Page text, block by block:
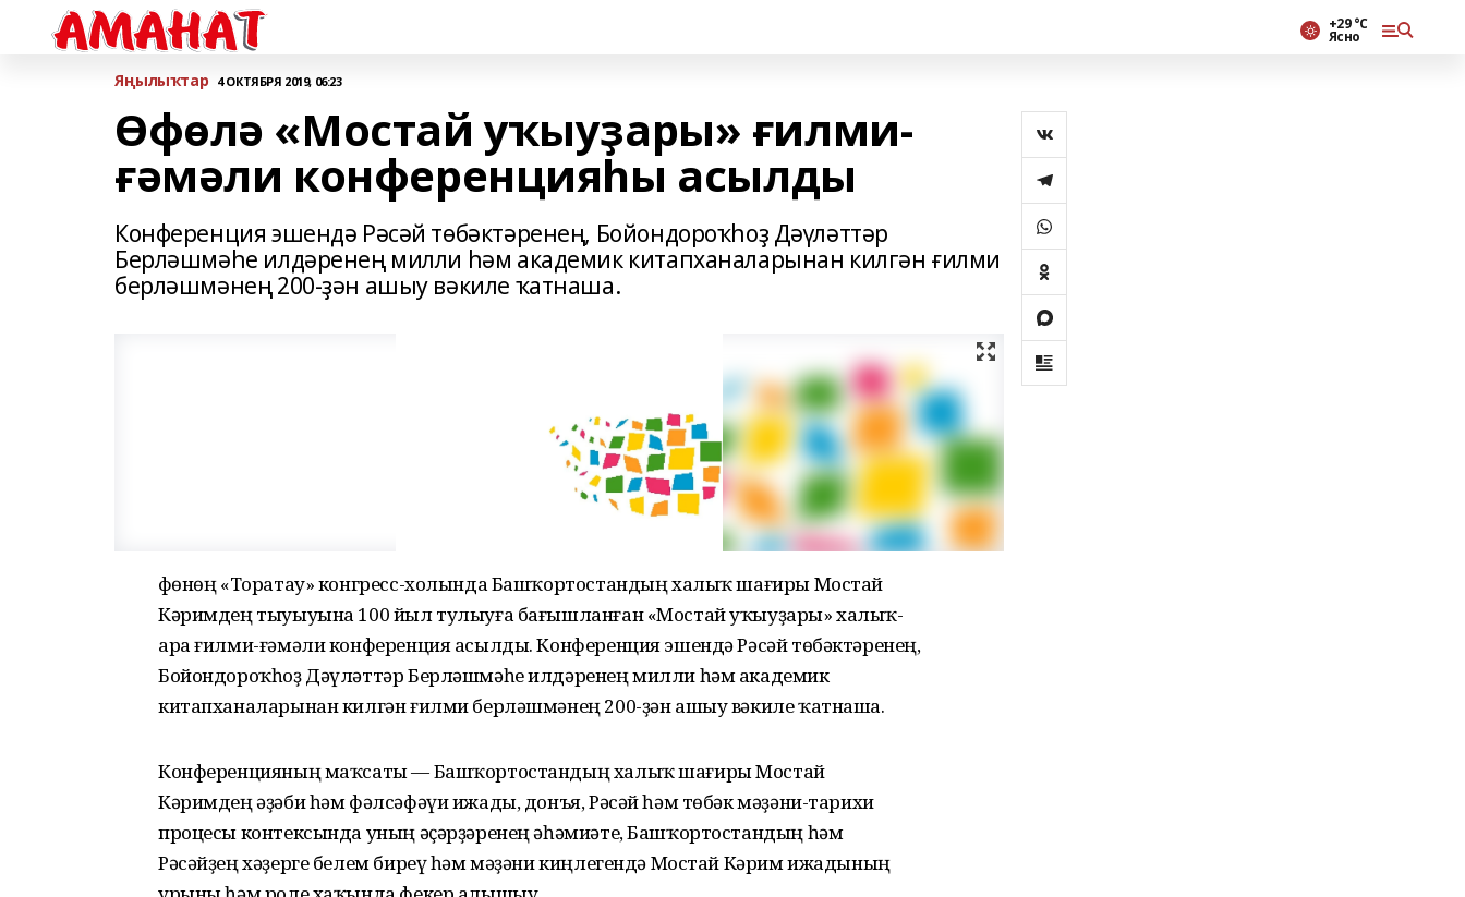
+29 °С
Ясно
Яңылыҡтар 4 ОКТЯБРЯ 2019, 06:23
Өфөлә «Мостай уҡыуҙары» ғилми-
ғәмәли конференцияһы асылды
Конференция эшендә Рәсәй төбәктәренең, Бойондороҡһоҙ Дәүләттәр
Берләшмәһе илдәренең милли һәм академик китапханаларынан килгән ғилми
берләшмәнең 200-ҙән ашыу вәкиле ҡатнаша.
Өфөнөң «Торатау» конгресс-холында Башҡортостандың халыҡ шағиры Мостай
Кәримдең тыуыуына 100 йыл тулыуға бағышланған «Мостай уҡыуҙары» халыҡ-
ара ғилми-ғәмәли конференция асылды. Конференция эшендә Рәсәй төбәктәренең,
Бойондороҡһоҙ Дәүләттәр Берләшмәһе илдәренең милли һәм академик
китапханаларынан килгән ғилми берләшмәнең 200-ҙән ашыу вәкиле ҡатнаша.
Конференцияның маҡсаты — Башҡортостандың халыҡ шағиры Мостай
Кәримдең әҙәби һәм фәлсәфәүи ижады, донъя, Рәсәй һәм төбәк мәҙәни-тарихи
процесы контексында уның әҫәрҙәренең әһәмиәте, Башҡортостандың һәм
Рәсәйҙең хәҙерге белем биреү һәм мәҙәни киңлегендә Мостай Кәрим ижадының